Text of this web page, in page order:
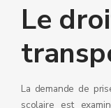
Le
La demande de
scolaire est